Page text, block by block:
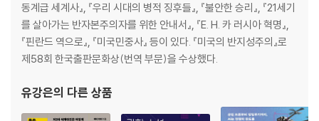
결미: 에덴동산 이후.243
5장_ 협력 그 이상인 인간 도덕.253
인간만의 전유물, 도덕에 깃든 사회성
지향점 공유와 도덕.268
개체발생의 역할.285
동계급 세계사』, 『우리 시대의 병적 징후들』, 『불안한 승리』, 『21세기
를 살아가는 반자본주의자를 위한 안내서』, 『E. H. 카 러시아 혁명』,
『핀란드 역으로』, 『미국민중사』 등이 있다. 『미국의 반지성주의』로
제58회 한국출판문화상(번역 부문)을 수상했다.
유강은의 다른 상품